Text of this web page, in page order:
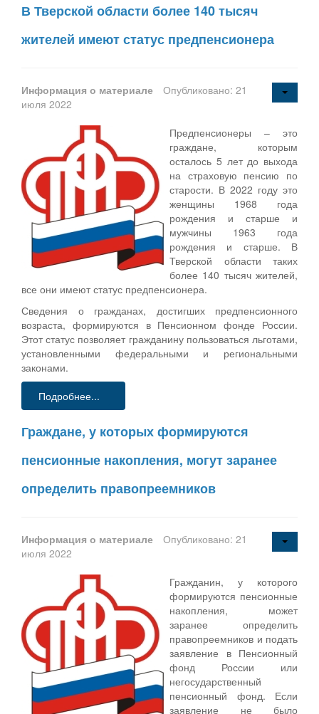
В Тверской области более 140 тысяч
жителей имеют статус предпенсионера
Информация о материале
Опубликовано: 21
июля 2022
Предпенсионеры – это
граждане, которым
осталось 5 лет до выхода
на страховую пенсию по
старости. В 2022 году это
женщины 1968 года
рождения и старше и
мужчины 1963 года
рождения и старше. В
Тверской области таких
более 140 тысяч жителей,
все они имеют статус предпенсионера.
Сведения о гражданах, достигших предпенсионного
возраста, формируются в Пенсионном фонде России.
Этот статус позволяет гражданину пользоваться льготами,
установленными федеральными и региональными
законами.
Подробнее...
Граждане, у которых формируются
пенсионные накопления, могут заранее
определить правопреемников
Информация о материале
Опубликовано: 21
июля 2022
Гражданин, у которого
формируются пенсионные
накопления, может
заранее определить
правопреемников и подать
заявление в Пенсионный
фонд России или
негосударственный
пенсионный фонд. Если
заявление не было